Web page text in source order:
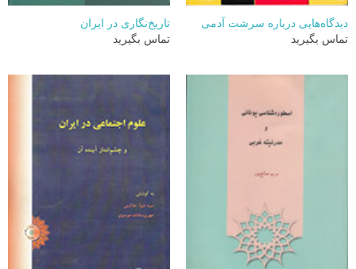
دیدگاه‌هایی درباره سرشت آدمی
تماس بگیرید
تاریخ‌نگاری در ایران
تماس بگیرید